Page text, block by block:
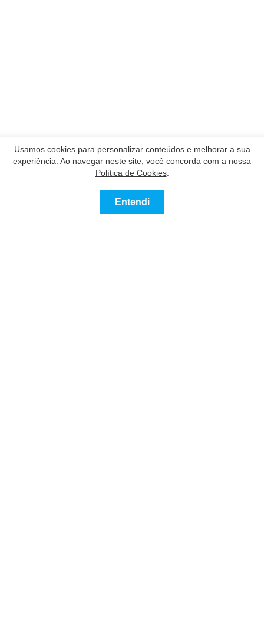
Usamos cookies para personalizar conteúdos e melhorar a sua
experiência. Ao navegar neste site, você concorda com a nossa
Política de Cookies.
Entendi